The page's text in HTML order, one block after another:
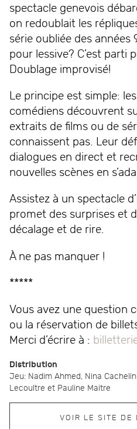
spectacle genevois
on redoublait les
série oubliée des années
pour lessive? C’est parti
Doublage improvisé!
Le principe est simple:
comédiens découvrent
extraits de films ou de
connaissent pas. Leur
dialogues en direct et
nouvelles scènes en
Assistez à un spectacle
promet des surprises et
décalage et de rire.
À ne pas manquer !
*****
Vous avez une question
ou la réservation de
Merci d’écrire à :
Distribution
Jeu: Nadim Ahmed, Nina
Lecoultre et Pauline Maitre
VOIR LE SITE DE